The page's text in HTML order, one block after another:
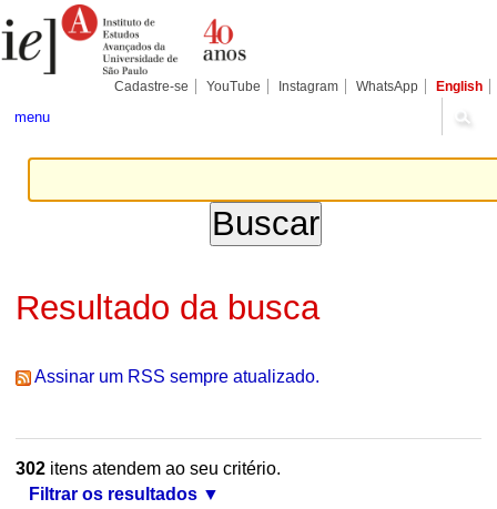
para
conteúdo.
Pessoais
Cadastre-se YouTube Instagram WhatsApp English
menu
Resultado da busca
Assinar um RSS sempre atualizado.
302itens atendem ao seu critério.
Filtrar os resultados